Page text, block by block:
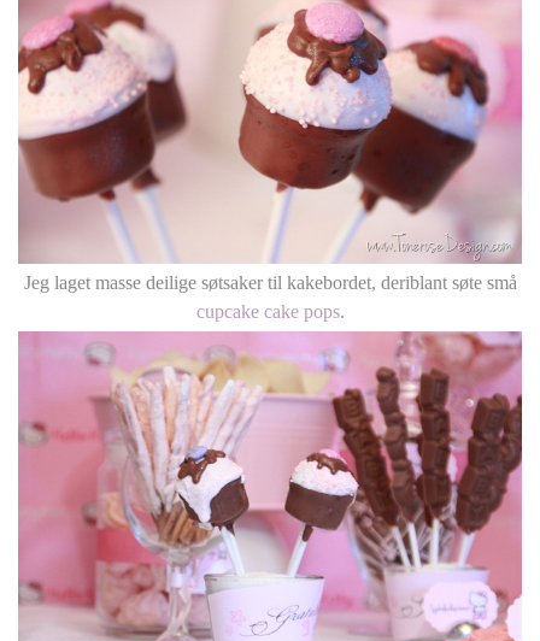
Jeg laget masse deilige søtsaker til kakebordet, deriblant søte små
cupcake cake pops.